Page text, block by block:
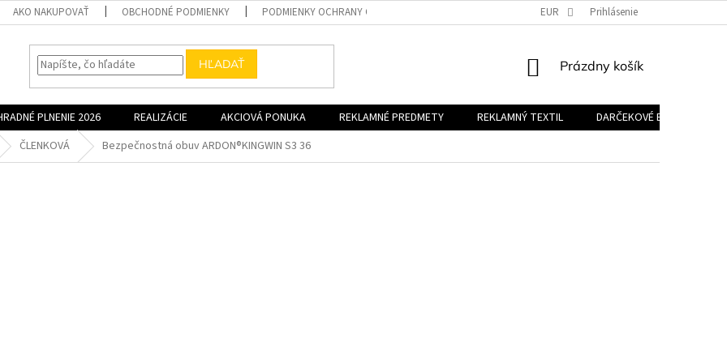
AKO NAKUPOVAŤ OBCHODNÉ PODMIENKY PODMIENKY OCHRANY OSOBNÝCH ÚDAJOV EUR Prihlásenie
HĽADAŤ
NÁKUPNÝ
Prázdny košík
PLNENIE 2026 REALIZÁCIE AKCIOVÁ PONUKA REKLAMNÉ PREDMETY REKLAMNÝ TEXTIL
DARČEKOVÉ BALÍČKY
ČLENKOVÁ Bezpečnostná obuv ARDON®KINGWIN S3 36